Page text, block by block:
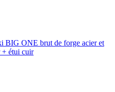
BIG ONE brut de forge acier et
+ étui cuir